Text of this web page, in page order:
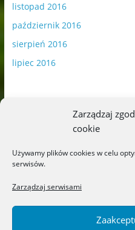
Zarządzaj
cookie
Używamy plików cookies w celu
serwisów.
Zarządzaj serwisami
listopad 2016
październik 2016
sierpień 2016
lipiec 2016